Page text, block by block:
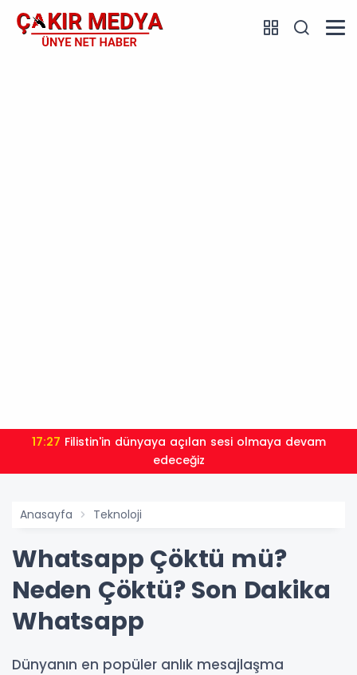
17:27
edeceğiz
Anasayfa Teknoloji
Whatsapp Çöktü mü?
Neden Çöktü? Son Dakika
Whatsapp
Dünyanın en popüler anlık mesajlaşma